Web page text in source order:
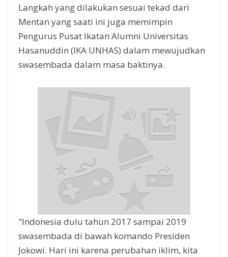
Langkah yang dilakukan sesuai tekad dari
Mentan yang saati ini juga memimpin
Pengurus Pusat Ikatan Alumni Universitas
Hasanuddin (IKA UNHAS) dalam mewujudkan
swasembada dalam masa baktinya.
"Indonesia dulu tahun 2017 sampai 2019
swasembada di bawah komando Presiden
Jokowi. Hari ini karena perubahan iklim, kita